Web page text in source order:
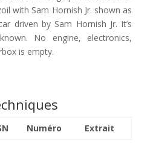
with Sam Hornish Jr. shown as
driven by Sam Hornish Jr. It’s
No engine, electronics,
is empty.
Numéro Extrait